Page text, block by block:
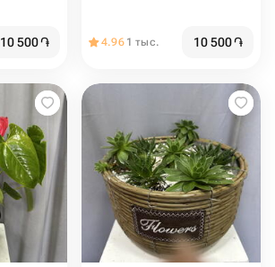
10 500֏ 4.96 1 тыс. 10 500֏